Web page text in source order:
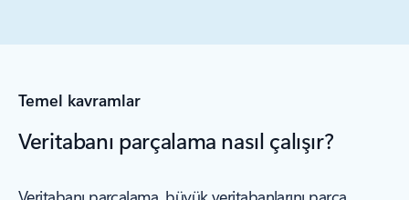
Temel kavramlar
Veritabanı parçalama nasıl çalışır?